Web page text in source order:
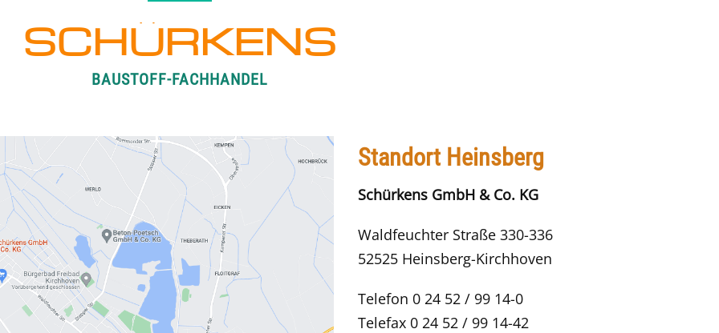
SCHÜRKENS
BAUSTOFF-FACHHANDEL
Standort Heinsberg
Schürkens GmbH & Co. KG
Waldfeuchter Straße 330-336
52525 Heinsberg-Kirchhoven
Telefon 0 24 52 / 99 14-0
Telefax 0 24 52 / 99 14-42